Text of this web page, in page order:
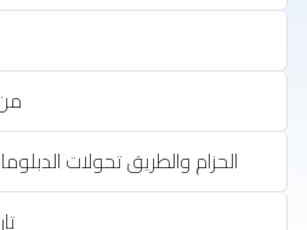
الحزام والطريق تحولات